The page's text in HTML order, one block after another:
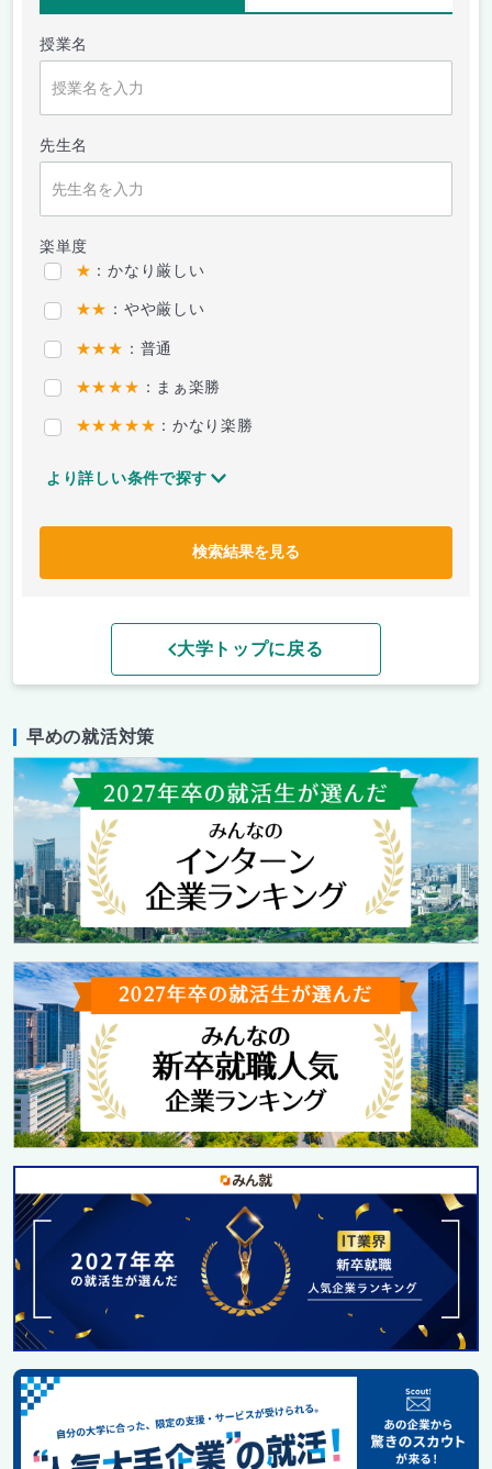
授業名
先生名
楽単度
★ ：かなり厳しい
★★ ：やや厳しい
★★★ ：普通
★★★★ ：まぁ楽勝
★★★★★ ：かなり楽勝
より詳しい条件で探す
検索結果を見る
大学トップに戻る
早めの就活対策